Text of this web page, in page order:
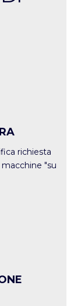
richiesta
"su